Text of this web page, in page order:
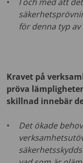
för denna typ
Kravet på
pröva
skillnad innebär
Det ökade